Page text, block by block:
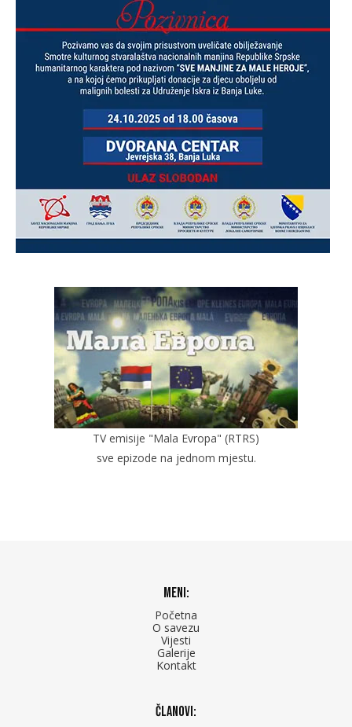
TV emisije "Mala Evropa" (RTRS)
sve epizode na jednom mjestu.
Meni:
Početna
O savezu
Vijesti
Galerije
Kontakt
Članovi: